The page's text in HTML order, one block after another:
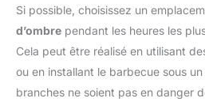
Si possible, choisissez un
d’ombre pendant les heures les
Cela peut être réalisé en utilisant
ou en installant le barbecue sous
branches ne soient pas en danger